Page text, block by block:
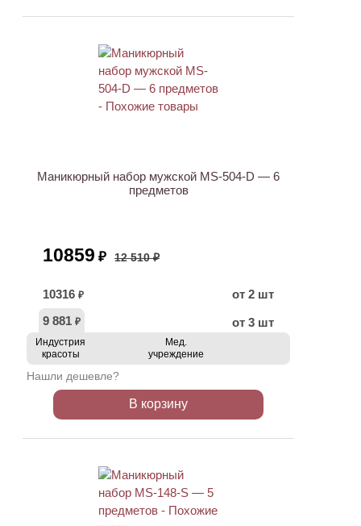
Маникюрный набор мужской MS-504-D — 6
предметов
10859 ₽ 12 510 ₽
10316 ₽
от 2 шт
9 881 ₽ от 3 шт
Индустрия
красоты
Мед.
учреждение
Нашли дешевле?
В корзину